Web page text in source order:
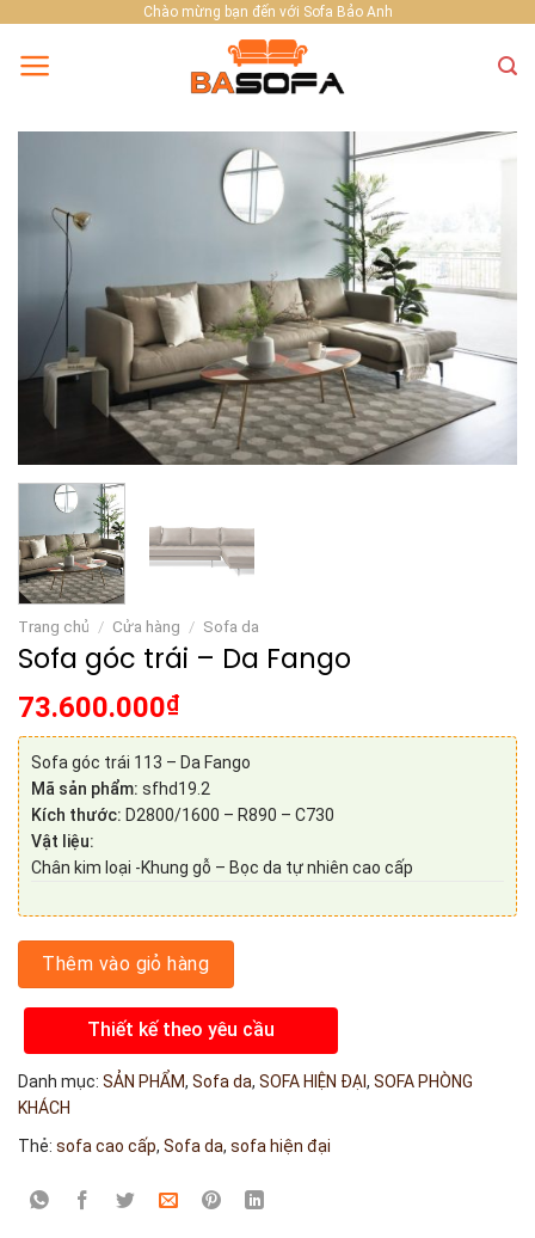
content
Chào mừng bạn đến với Sofa Bảo Anh
Trang chủ / Cửa hàng / Sofa da
Sofa góc trái – Da Fango
73.600.000₫
Sofa góc trái 113 – Da Fango
Mã sản phẩm: sfhd19.2
Kích thước: D2800/1600 – R890 – C730
Vật liệu:
Chân kim loại -Khung gỗ – Bọc da tự nhiên cao cấp
Thêm vào giỏ hàng
Thiết kế theo yêu cầu
Danh mục: SẢN PHẨM, Sofa da, SOFA HIỆN ĐẠI , SOFA PHÒNG
KHÁCH
Thẻ: sofa cao cấp, Sofa da, sofa hiện đại